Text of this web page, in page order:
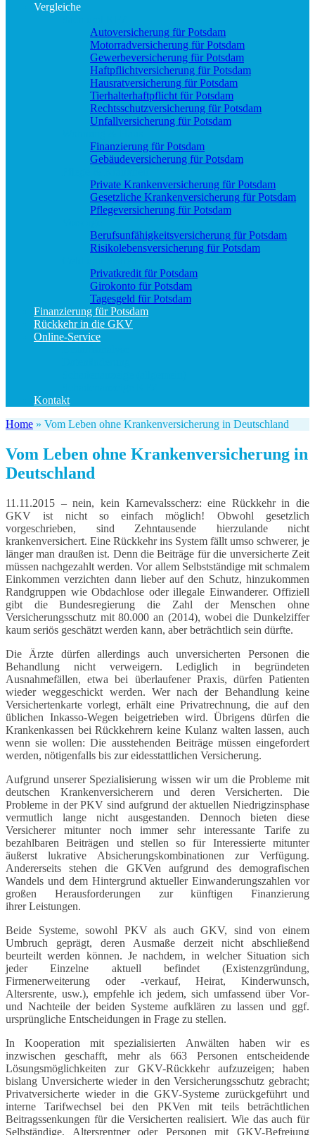
Vergleiche
Autoversicherung für Potsdam
Motorradversicherung für Potsdam
Gewerbeversicherung für Potsdam
Haftpflichtversicherung für Potsdam
Hausratversicherung für Potsdam
Tierhalterhaftpflicht für Potsdam
Rechtsschutzversicherung für Potsdam
Unfallversicherung für Potsdam
Finanzierung für Potsdam
Gebäudeversicherung für Potsdam
Private Krankenversicherung für Potsdam
Gesetzliche Krankenversicherung für Potsdam
Pflegeversicherung für Potsdam
Berufs­unfähigkeitsversicherung für Potsdam
Risikolebensversicherung für Potsdam
Privatkredit für Potsdam
Girokonto für Potsdam
Tagesgeld für Potsdam
Finanzierung für Potsdam
Rückkehr in die GKV
Online-Service
Kontakt
Home » Vom Leben ohne Krankenversicherung in Deutschland
Vom Leben ohne Krankenversicherung in
Deutschland
11.11.2015 – nein, kein Karnevalsscherz: eine Rückkehr in die
GKV ist nicht so einfach möglich! Obwohl gesetzlich
vorgeschrieben, sind Zehntausende hierzulande nicht
krankenversichert. Eine Rückkehr ins System fällt umso schwerer, je
länger man draußen ist. Denn die Beiträge für die unversicherte Zeit
müssen nachgezahlt werden. Vor allem Selbstständige mit schmalem
Einkommen verzichten dann lieber auf den Schutz, hinzukommen
Randgruppen wie Obdachlose oder illegale Einwanderer. Offiziell
gibt die Bundesregierung die Zahl der Menschen ohne
Versicherungsschutz mit 80.000 an (2014), wobei die Dunkelziffer
kaum seriös geschätzt werden kann, aber beträchtlich sein dürfte.
Die Ärzte dürfen allerdings auch unversicherten Personen die
Behandlung nicht verweigern. Lediglich in begründeten
Ausnahmefällen, etwa bei überlaufener Praxis, dürfen Patienten
wieder weggeschickt werden. Wer nach der Behandlung keine
Versichertenkarte vorlegt, erhält eine Privatrechnung, die auf den
üblichen Inkasso-Wegen beigetrieben wird. Übrigens dürfen die
Krankenkassen bei Rückkehrern keine Kulanz walten lassen, auch
wenn sie wollen: Die ausstehenden Beiträge müssen eingefordert
werden, nötigenfalls bis zur eidesstattlichen Versicherung.
Aufgrund unserer Spezialisierung wissen wir um die Probleme mit
deutschen Krankenversicherern und deren Versicherten. Die
Probleme in der PKV sind aufgrund der aktuellen Niedrigzinsphase
vermutlich lange nicht ausgestanden. Dennoch bieten diese
Versicherer mitunter noch immer sehr interessante Tarife zu
bezahlbaren Beiträgen und stellen so für Interessierte mitunter
äußerst lukrative Absicherungskombinationen zur Verfügung.
Andererseits stehen die GKVen aufgrund des demografischen
Wandels und dem Hintergrund aktueller Einwanderungszahlen vor
großen Herausforderungen zur künftigen Finanzierung
ihrer Leistungen.
Beide Systeme, sowohl PKV als auch GKV, sind von einem
Umbruch geprägt, deren Ausmaße derzeit nicht abschließend
beurteilt werden können. Je nachdem, in welcher Situation sich
jeder Einzelne aktuell befindet (Existenzgründung,
Firmenerweiterung oder -verkauf, Heirat, Kinderwunsch,
Altersrente, usw.), empfehle ich jedem, sich umfassend über Vor-
und Nachteile der beiden Systeme aufklären zu lassen und ggf.
ursprüngliche Entscheidungen in Frage zu stellen.
In Kooperation mit spezialisierten Anwälten haben wir es
inzwischen geschafft, mehr als 663 Personen entscheidende
Lösungsmöglichkeiten zur GKV-Rückkehr aufzuzeigen; haben
bislang Unversicherte wieder in den Versicherungsschutz gebracht;
Privatversicherte wieder in die GKV-Systeme zurückgeführt und
interne Tarifwechsel bei den PKVen mit teils beträchtlichen
Beitragssenkungen für die Versicherten realisiert. Wie das auch für
Selbständige, Altersrentner oder Personen mit GKV-Befreiung